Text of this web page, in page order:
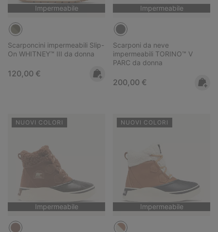
Impermeabile
Scarponcini impermeabili Slip-
On WHITNEY™ III da donna
Regular price:
120,00 €
Impermeabile
Scarponi da neve
impermeabili TORINO™ V
PARC da donna
Regular price:
200,00 €
NUOVI COLORI
Impermeabile
NUOVI COLORI
Impermeabile